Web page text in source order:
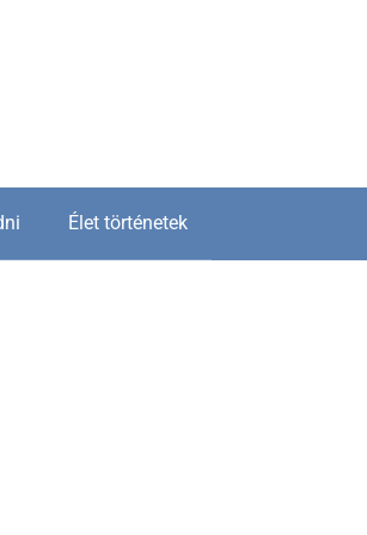
Élet történetek